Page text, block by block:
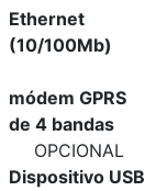
Ethernet
(10/100Mb)
módem GPRS
de 4 bandas
OPCIONAL
Dispositivo USB